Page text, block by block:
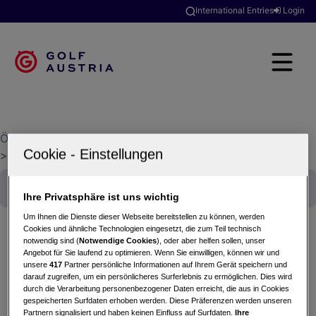
International Entries Login
Österreichischer Golfverband > Golfclubsuche
>
GC Am Mondsee
3. MID AM Ranglisten Turnier
26.06.2015 - Zählwettspiel
GC Am Mondsee
Ihre Privatsphäre ist uns wichtig
Um Ihnen die Dienste dieser Webseite bereitstellen zu können, werden
Cookies und ähnliche Technologien eingesetzt, die zum Teil technisch
notwendig sind (Notwendige Cookies), oder aber helfen sollen, unser
Angebot für Sie laufend zu optimieren. Wenn Sie einwilligen, können wir und
unsere417 Partner persönliche Informationen auf Ihrem Gerät speichern und
darauf zugreifen, um ein persönlicheres Surferlebnis zu ermöglichen. Dies wird
durch die Verarbeitung personenbezogener Daten erreicht, die aus in Cookies
gespeicherten Surfdaten erhoben werden. Diese Präferenzen werden unseren
Partnern signalisiert und haben keinen Einfluss auf Surfdaten.Ihre